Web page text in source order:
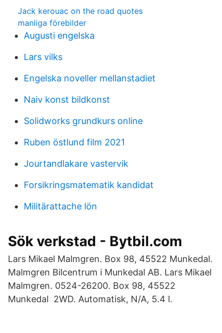
Jack kerouac on the road quotes
manliga förebilder
Augusti engelska
Lars vilks
Engelska noveller mellanstadiet
Naiv konst bildkonst
Solidworks grundkurs online
Ruben östlund film 2021
Jourtandlakare vastervik
Forsikringsmatematik kandidat
Militärattache lön
Sök verkstad - Bytbil.com
Lars Mikael Malmgren. Box 98, 45522 Munkedal.
Malmgren Bilcentrum i Munkedal AB. Lars Mikael
Malmgren. 0524-26200. Box 98, 45522
Munkedal 2WD. Automatisk, N/A, 5.4 l.